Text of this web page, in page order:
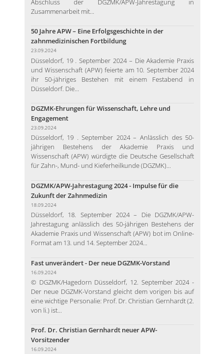
Abschluss der DGZMK/APW-Jahrestagung in
Zusammenarbeit mit...
50 Jahre APW – Eine Erfolgsgeschichte in der
zahnmedizinischen Fortbildung
23.09.2024
Düsseldorf, 19 . September 2024 – Die Akademie Praxis
und Wissenschaft (APW) feierte am 10. September 2024
ihr 50-jähriges Bestehen mit einem Festabend in
Düsseldorf. Die...
DGZMK-Ehrungen für Wissenschaft, Lehre und
Engagement
23.09.2024
Düsseldorf, 19 . September 2024 – Anlässlich des 50-
jährigen Bestehens der Akademie Praxis und
Wissenschaft (APW) würdigte die Deutsche Gesellschaft
für Zahn-, Mund- und Kieferheilkunde (DGZMK)...
DGZMK/APW-Jahrestagung 2024 - Impulse für die
Zukunft der Zahnmedizin
18.09.2024
Düsseldorf, 18. September 2024 – Die DGZMK/APW-
Jahrestagung anlässlich des 50-jährigen Bestehens der
Akademie Praxis und Wissenschaft (APW) bot im Online-
Format am 13. und 14. September 2024...
Fast unverändert - Der neue DGZMK-Vorstand
16.09.2024
© DGZMK/Hagedorn Düsseldorf, 12. September 2024 -
Der neue DGZMK-Vorstand gleicht dem vorigen bis auf
eine wichtige Personalie: Prof. Dr. Christian Gernhardt (2.
von li.) ist...
Prof. Dr. Christian Gernhardt neuer APW-
Vorsitzender
16.09.2024